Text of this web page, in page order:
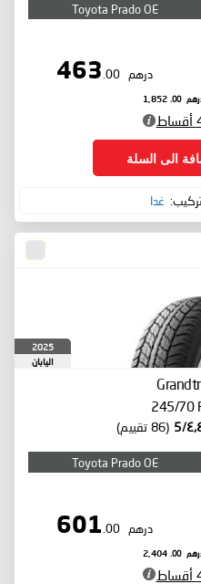
Toyota Prado OE
درهم 463
.00
1,852
.00
الى السلة
غدا
2025
اليابان
245/70
5 (86 تقييم)
Toyota Prado OE
درهم 601
.00
2,404
.00